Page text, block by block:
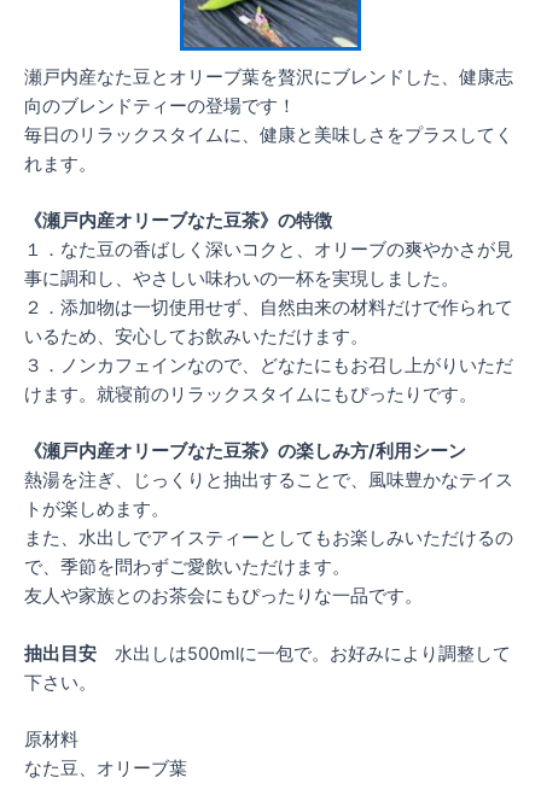
瀬戸内産なた豆とオリーブ葉を贅沢にブレンドした、健康志
向のブレンドティーの登場です！
毎日のリラックスタイムに、健康と美味しさをプラスしてく
れます。
《瀬戸内産オリーブなた豆茶》の特徴
１．なた豆の香ばしく深いコクと、オリーブの爽やかさが見
事に調和し、やさしい味わいの一杯を実現しました。
２．添加物は一切使用せず、自然由来の材料だけで作られて
いるため、安心してお飲みいただけます。
３．ノンカフェインなので、どなたにもお召し上がりいただ
けます。就寝前のリラックスタイムにもぴったりです。
《瀬戸内産オリーブなた豆茶》の楽しみ方/利用シーン
熱湯を注ぎ、じっくりと抽出することで、風味豊かなテイス
トが楽しめます。
また、水出しでアイスティーとしてもお楽しみいただけるの
で、季節を問わずご愛飲いただけます。
友人や家族とのお茶会にもぴったりな一品です。
抽出目安 水出しは500mlに一包で。お好みにより調整して
下さい。
原材料
なた豆、オリーブ葉